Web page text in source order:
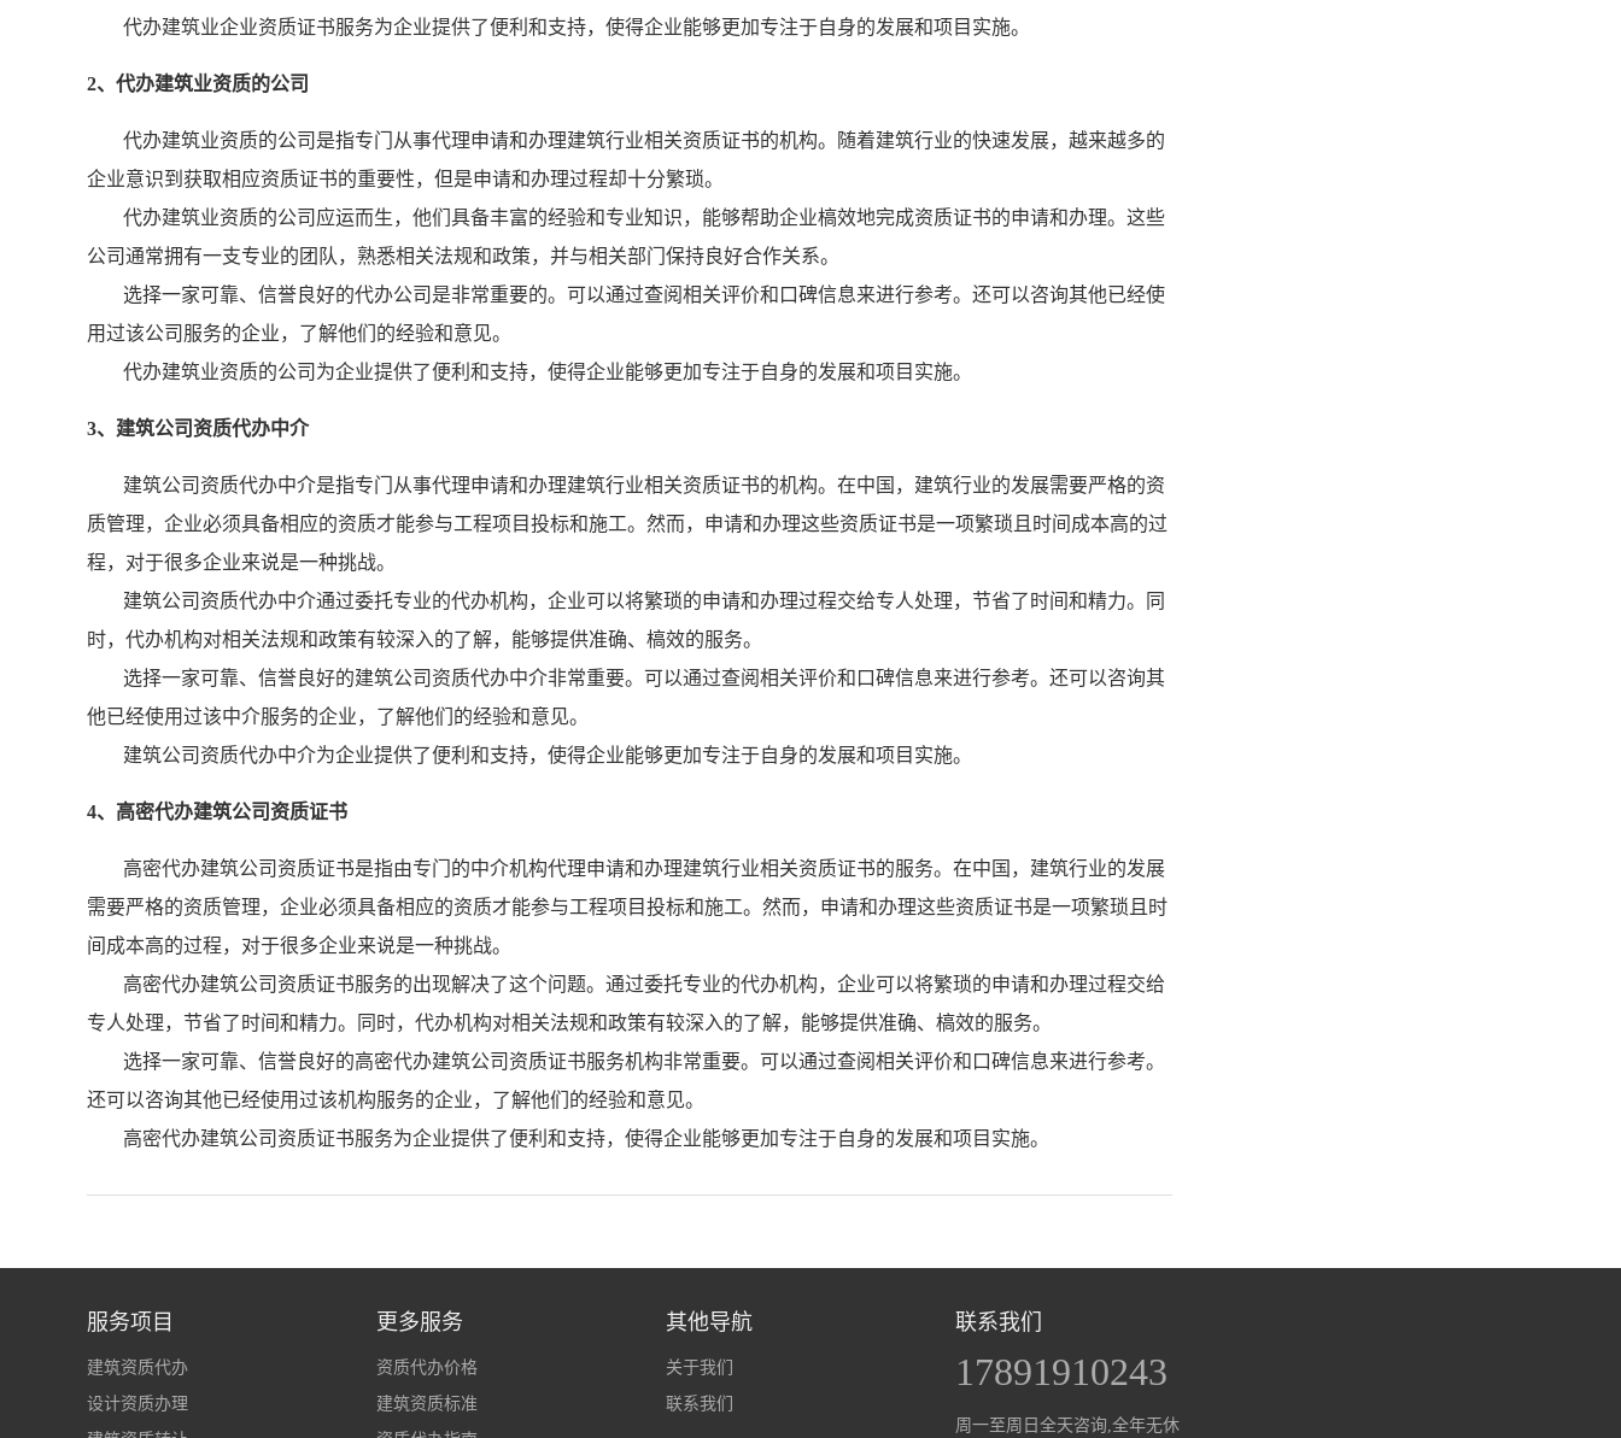
代办建筑业企业资质证书服务为企业提供了便利和支持，使得企业能够更加专注于自身的发展和项目实施。
2、代办建筑业资质的公司
代办建筑业资质的公司是指专门从事代理申请和办理建筑行业相关资质证书的机构。随着建筑行业的快速发展，越来越多的
企业意识到获取相应资质证书的重要性，但是申请和办理过程却十分繁琐。
代办建筑业资质的公司应运而生，他们具备丰富的经验和专业知识，能够帮助企业槁效地完成资质证书的申请和办理。这些
公司通常拥有一支专业的团队，熟悉相关法规和政策，并与相关部门保持良好合作关系。
选择一家可靠、信誉良好的代办公司是非常重要的。可以通过查阅相关评价和口碑信息来进行参考。还可以咨询其他已经使
用过该公司服务的企业，了解他们的经验和意见。
代办建筑业资质的公司为企业提供了便利和支持，使得企业能够更加专注于自身的发展和项目实施。
3、建筑公司资质代办中介
建筑公司资质代办中介是指专门从事代理申请和办理建筑行业相关资质证书的机构。在中国，建筑行业的发展需要严格的资
质管理，企业必须具备相应的资质才能参与工程项目投标和施工。然而，申请和办理这些资质证书是一项繁琐且时间成本高的过
程，对于很多企业来说是一种挑战。
建筑公司资质代办中介通过委托专业的代办机构，企业可以将繁琐的申请和办理过程交给专人处理，节省了时间和精力。同
时，代办机构对相关法规和政策有较深入的了解，能够提供准确、槁效的服务。
选择一家可靠、信誉良好的建筑公司资质代办中介非常重要。可以通过查阅相关评价和口碑信息来进行参考。还可以咨询其
他已经使用过该中介服务的企业，了解他们的经验和意见。
建筑公司资质代办中介为企业提供了便利和支持，使得企业能够更加专注于自身的发展和项目实施。
4、高密代办建筑公司资质证书
高密代办建筑公司资质证书是指由专门的中介机构代理申请和办理建筑行业相关资质证书的服务。在中国，建筑行业的发展
需要严格的资质管理，企业必须具备相应的资质才能参与工程项目投标和施工。然而，申请和办理这些资质证书是一项繁琐且时
间成本高的过程，对于很多企业来说是一种挑战。
高密代办建筑公司资质证书服务的出现解决了这个问题。通过委托专业的代办机构，企业可以将繁琐的申请和办理过程交给
专人处理，节省了时间和精力。同时，代办机构对相关法规和政策有较深入的了解，能够提供准确、槁效的服务。
选择一家可靠、信誉良好的高密代办建筑公司资质证书服务机构非常重要。可以通过查阅相关评价和口碑信息来进行参考。
还可以咨询其他已经使用过该机构服务的企业，了解他们的经验和意见。
高密代办建筑公司资质证书服务为企业提供了便利和支持，使得企业能够更加专注于自身的发展和项目实施。
服务项目
建筑资质代办
设计资质办理
更多服务
资质代办价格
建筑资质标准
其他导航
关于我们
联系我们
联系我们
17891910243
周一至周日全天咨询,全年无休